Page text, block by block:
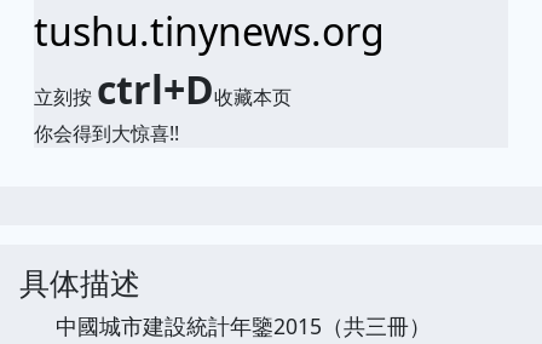
tushu.tinynews.org
立刻按 ctrl+D收藏本页
你会得到大惊喜!!
具体描述
中國城市建設統計年鑒2015（共三冊）